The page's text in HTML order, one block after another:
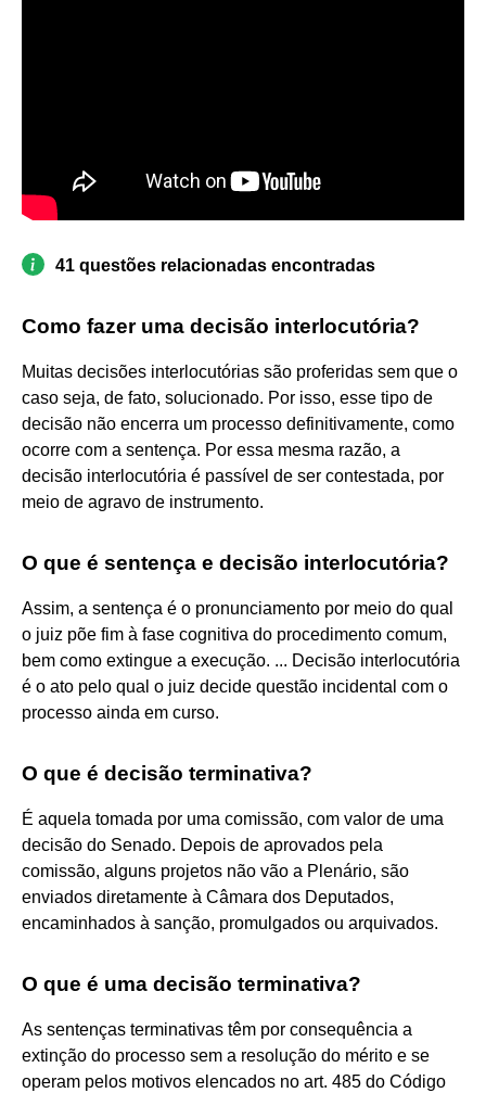
41 questões relacionadas encontradas
Como fazer uma decisão interlocutória?
Muitas decisões interlocutórias são proferidas sem que o
caso seja, de fato, solucionado. Por isso, esse tipo de
decisão não encerra um processo definitivamente, como
ocorre com a sentença. Por essa mesma razão, a
decisão interlocutória é passível de ser contestada, por
meio de agravo de instrumento.
O que é sentença e decisão interlocutória?
Assim, a sentença é o pronunciamento por meio do qual
o juiz põe fim à fase cognitiva do procedimento comum,
bem como extingue a execução. ... Decisão interlocutória
é o ato pelo qual o juiz decide questão incidental com o
processo ainda em curso.
O que é decisão terminativa?
É aquela tomada por uma comissão, com valor de uma
decisão do Senado. Depois de aprovados pela
comissão, alguns projetos não vão a Plenário, são
enviados diretamente à Câmara dos Deputados,
encaminhados à sanção, promulgados ou arquivados.
O que é uma decisão terminativa?
As sentenças terminativas têm por consequência a
extinção do processo sem a resolução do mérito e se
operam pelos motivos elencados no art. 485 do Código